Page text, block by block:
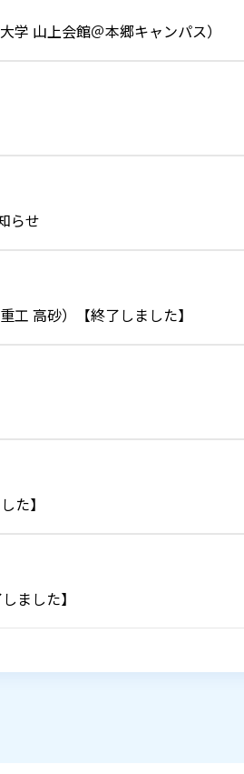
査研究結果報告
山上会館＠本郷キャンパス）
らせ
高砂）【終了しました】
た】
ました】